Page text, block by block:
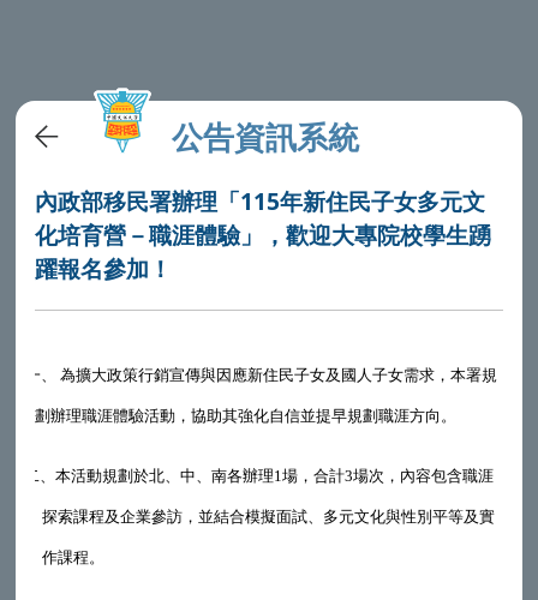
公告資訊系統
內政部移民署辦理「115年新住民子女多元文
化培育營－職涯體驗」，歡迎大專院校學生踴
躍報名參加！
一、 為擴大政策行銷宣傳與因應新住民子女及國人子女需求，本署規
劃辦理職涯體驗活動，協助其強化自信並提早規劃職涯方向。
二、本活動規劃於北、中、南各辦理1場，合計3場次，內容包含職涯
探索課程及企業參訪，並結合模擬面試、多元文化與性別平等及實
作課程。